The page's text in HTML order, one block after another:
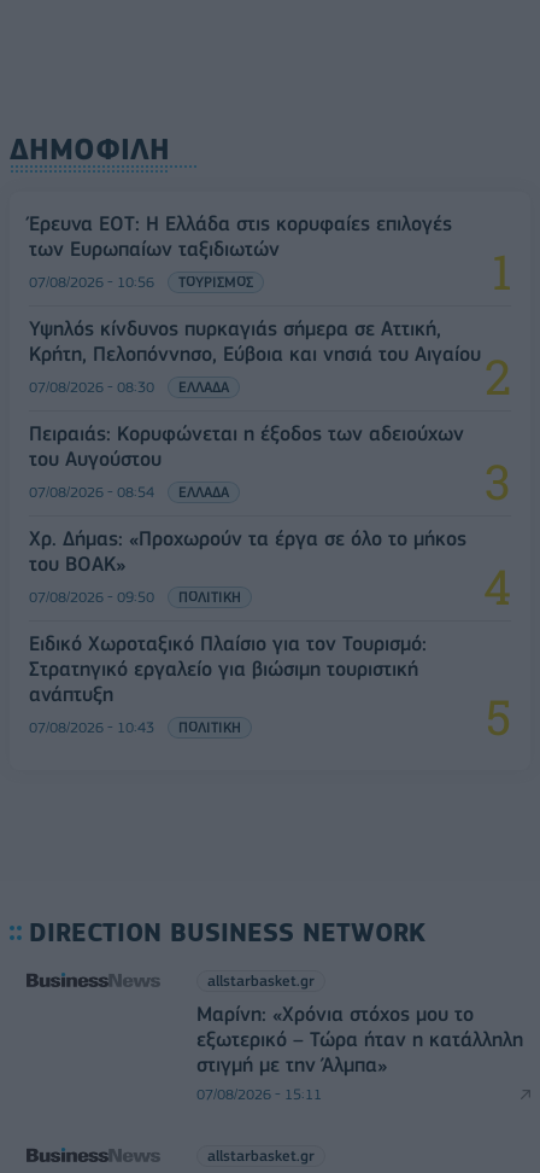
ΔΗΜΟΦΙΛΗ
Έρευνα ΕΟΤ: Η Ελλάδα στις κορυφαίες επιλογές
των Ευρωπαίων ταξιδιωτών
07/08/2026 - 10:56 ΤΟΥΡΙΣΜΟΣ
Υψηλός κίνδυνος πυρκαγιάς σήμερα σε Αττική,
Κρήτη, Πελοπόννησο, Εύβοια και νησιά του Αιγαίου
07/08/2026 - 08:30 ΕΛΛΑΔΑ
Πειραιάς: Κορυφώνεται η έξοδος των αδειούχων
του Αυγούστου
07/08/2026 - 08:54 ΕΛΛΑΔΑ
Χρ. Δήμας: «Προχωρούν τα έργα σε όλο το μήκος
του ΒΟΑΚ»
07/08/2026 - 09:50 ΠΟΛΙΤΙΚΗ
Ειδικό Χωροταξικό Πλαίσιο για τον Τουρισμό:
Στρατηγικό εργαλείο για βιώσιμη τουριστική
ανάπτυξη
07/08/2026 - 10:43 ΠΟΛΙΤΙΚΗ
DIRECTION BUSINESS NETWORK
allstarbasket.gr
Μαρίνη: «Χρόνια στόχος μου το
εξωτερικό – Τώρα ήταν η κατάλληλη
στιγμή με την Άλμπα»
07/08/2026 - 15:11
allstarbasket.gr